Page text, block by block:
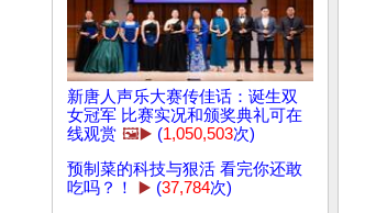
新唐人声乐大赛传佳话：诞生双
女冠军 比赛实况和颁奖典礼可在
线观赏 🖼️▶️ (1,050,503次)
预制菜的科技与狠活 看完你还敢
吃吗？！
▶️ (37,784次)